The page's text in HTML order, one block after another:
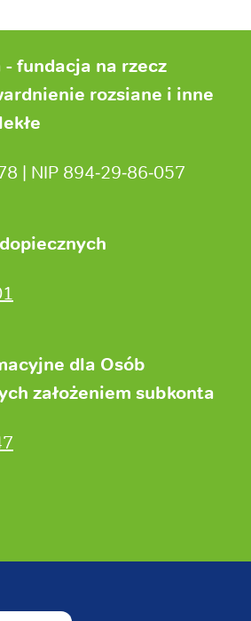
- fundacja na rzecz
rozsiane i inne
| NIP 894‑29‑86‑057
dla Osób
założeniem subkonta